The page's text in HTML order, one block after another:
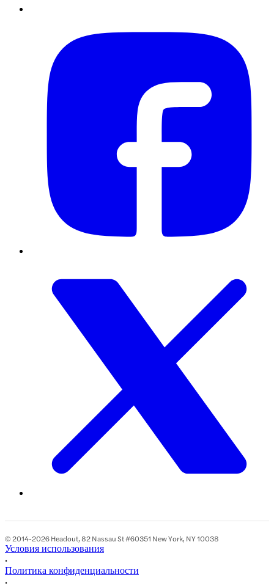
© 2014-2026 Headout, 82 Nassau St #60351 New York, NY 10038
Условия использования
•
Политика конфиденциальности
•